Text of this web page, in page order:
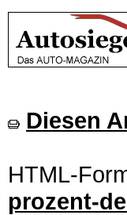
Diesen
HTML-
prozent-